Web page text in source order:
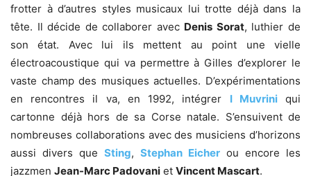
frotter à d’autres styles musicaux lui trotte déjà dans la
tête. Il décide de collaborer avec Denis Sorat, luthier de
son état. Avec lui ils mettent au point une vielle
électroacoustique qui va permettre à Gilles d’explorer le
vaste champ des musiques actuelles. D’expérimentations
en rencontres il va, en 1992, intégrer I Muvriniqui
cartonne déjà hors de sa Corse natale. S’ensuivent de
nombreuses collaborations avec des musiciens d’horizons
aussi divers que Sting, Stephan Eicher ou encore les
jazzmen Jean-Marc Padovani et Vincent Mascart.